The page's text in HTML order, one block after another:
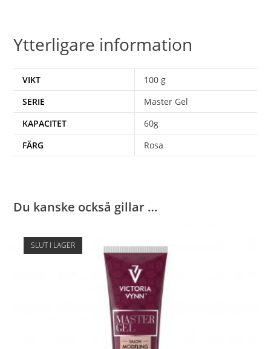
Ytterligare information
VIKT
100 g
SERIE
Master Gel
KAPACITET
60g
FÄRG
Rosa
Du kanske också gillar …
SLUT I LAGER